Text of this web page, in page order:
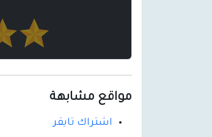
مواقع مشابهة
اشتراك تايقر